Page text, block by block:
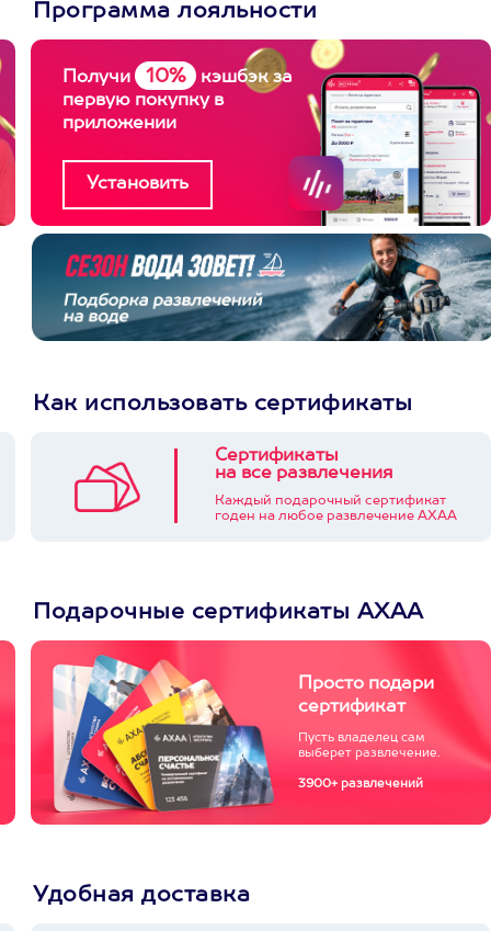
Программа лояльности
Получи 10%
кэшбэк за
первую покупку в
приложении
Как использовать сертификаты
Сертификаты
на все развлечения
Каждый подарочный сертификат
годен на любое развлечение АХАА
Подарочные сертификаты АХАА
Просто подари
сертификат
Пусть владелец сам
выберет развлечение.
3900+ развлечений
Удобная доставка